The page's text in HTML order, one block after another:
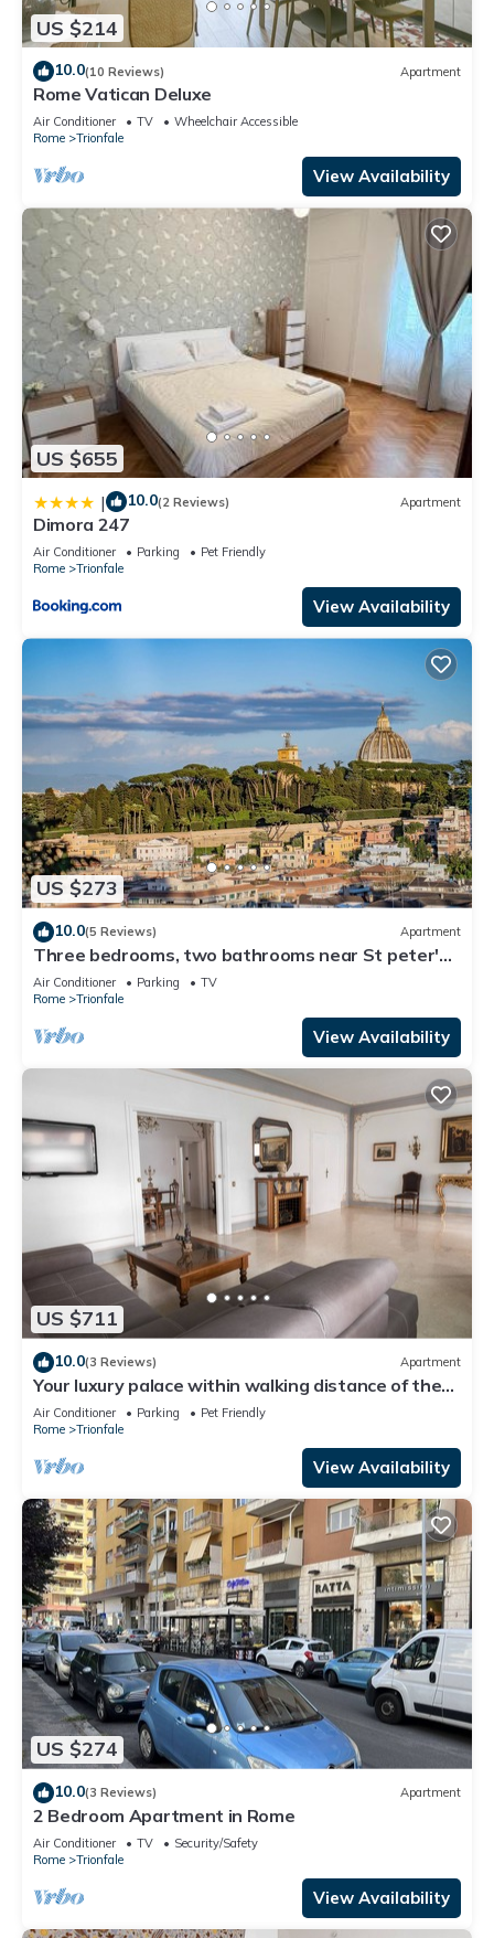
US $214
10.0(10 Reviews) Apartment
Rome Vatican Deluxe
Air Conditioner TV
Wheelchair Accessible
Rome
Trionfale
View Availability
US $655
| 10.0(2 Reviews) Apartment
Dimora 247
Air Conditioner Parking
Pet Friendly
Rome
Trionfale
View Availability
US $273
10.0(5 Reviews) Apartment
Three bedrooms, two bathrooms near St peter's
Cathedral Area
Air Conditioner Parking
TV
Rome
Trionfale
View Availability
US $711
10.0(3 Reviews) Apartment
Your luxury palace within walking distance of the
Vatican
Air Conditioner Parking
Pet Friendly
Rome
Trionfale
View Availability
US $274
10.0(3 Reviews) Apartment
2 Bedroom Apartment in Rome
Air Conditioner TV
Security/Safety
Rome
Trionfale
View Availability